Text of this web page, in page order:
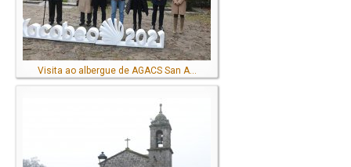
Visita ao albergue de AGACS San A...